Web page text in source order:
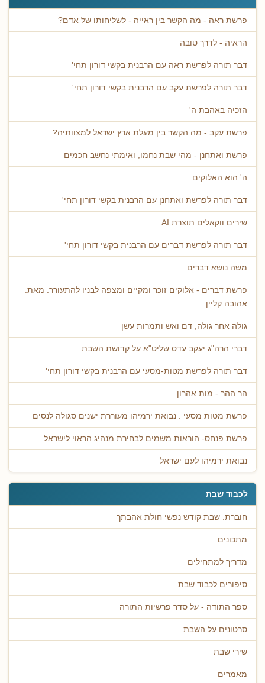
פרשת ראה - מה הקשר בין ראייה - לשליחותו של אדם?
הראיה - לדרך טובה
דבר תורה לפרשת ראה עם הרבנית בקשי דורון תחי'
דבר תורה לפרשת עקב עם הרבנית בקשי דורון תחי'
הזכיה באהבת ה'
פרשת עקב - מה הקשר בין מעלת ארץ ישראל למצוותיה?
פרשת ואתחנן - מהי שבת נחמו, ואימתי נחשב חכמים
ה' הוא האלוקים
דבר תורה לפרשת ואתחנן עם הרבנית בקשי דורון תחי'
שירים ווקאלים תוצרת AI
דבר תורה לפרשת דברים עם הרבנית בקשי דורון תחי'
משה נושא דברים
פרשת דברים - אלוקים זוכר ומקיים ומצפה לבניו להתעורר. מאת:
אהובה קליין
גולה אחר גולה, דם ואש ותמרות עשן
דברי הרה"ג יעקב עדס שליט"א על קדושת השבת
דבר תורה לפרשת מטות-מסעי עם הרבנית בקשי דורון תחי'
הר ההר - מות אהרון
פרשת מטות מסעי : נבואת ירמיהו מעוררת ישנים סגולה לנסים
פרשת פנחס- הוראות משמים לבחירת מנהיג הראוי לישראל
נבואת ירמיהו לעם ישראל
לכבוד שבת
חוברת: שבת קודש נפשי חולת אהבתך
מתכונים
מדריך למתחילים
סיפורים לכבוד שבת
ספר התודה - על סדר פרשיות התורה
סרטונים על השבת
שירי שבת
מאמרים